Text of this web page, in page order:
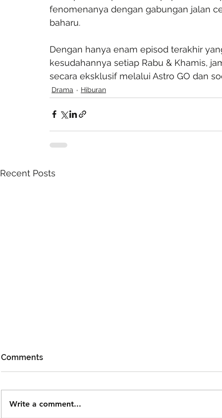
fenomenanya dengan gabungan jalan
baharu.
Dengan hanya enam episod terakhir
kesudahannya setiap Rabu & Khamis,
secara eksklusif melalui Astro GO dan
Drama Hiburan
Recent Posts
Comments
Write a comment...